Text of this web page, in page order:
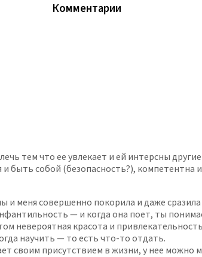
Комментарии
тем что ее увлекает и ей интерсны
быть собой (безопасность?), компетентна
меня совершенно покорила и даже сразила
— и когда она поет, ты
невероятная красота и
научить — то есть что-то отдать.
своим присутствием в жизни, у нее можно